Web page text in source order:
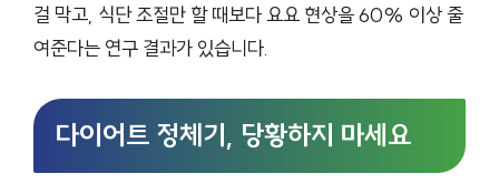
걸 막고, 식단 조절만 할 때보다 요요 현상을 60% 이상 줄
여준다는 연구 결과가 있습니다.
다이어트 정체기, 당황하지 마세요